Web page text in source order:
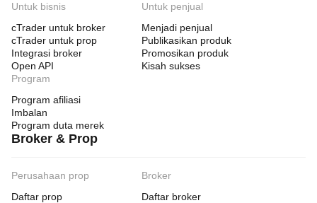
Untuk bisnis
cTrader untuk broker
cTrader untuk prop
Integrasi broker
Open API
Untuk penjual
Menjadi penjual
Publikasikan produk
Promosikan produk
Kisah sukses
Program
Program afiliasi
Imbalan
Program duta merek
Broker & Prop
Perusahaan prop
Daftar prop
Broker
Daftar broker